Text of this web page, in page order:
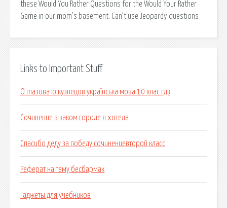
these Would You Rather Questions for the Would Your Rather
Game in our mom’s basement. Can’t use Jeopardy questions
Links to Important Stuff
О.глазова ю.кузнецов українська мова 10 клас гдз
Сочинение в каком городе я хотела
Спасибо деду за победу сочинениевторой класс
Реферат на тему бесбармак
Гаджеты для учебников